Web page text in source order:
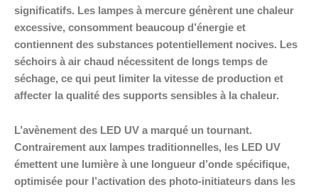
significatifs. Les lampes à mercure génèrent une chaleur
excessive, consomment beaucoup d’énergie et
contiennent des substances potentiellement nocives. Les
séchoirs à air chaud nécessitent de longs temps de
séchage, ce qui peut limiter la vitesse de production et
affecter la qualité des supports sensibles à la chaleur.
L’avènement des LED UV a marqué un tournant.
Contrairement aux lampes traditionnelles, les LED UV
émettent une lumière à une longueur d’onde spécifique,
optimisée pour l’activation des photo-initiateurs dans les